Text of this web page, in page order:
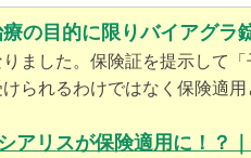
の目的に限りバイアグラ
りました。保険証を提示して
られるわけではなく保険適
アリスが保険適用に！？